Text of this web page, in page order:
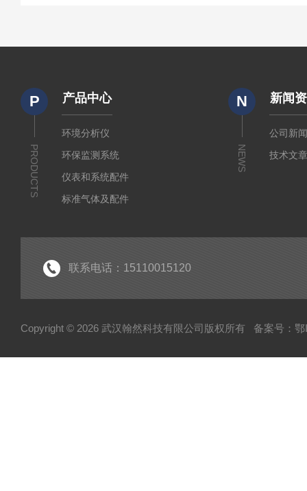
P
PRODUCTS
产品中心
环境分析仪
环保监测系统
仪表和系统配件
标准气体及配件
环保服务
N
NEWS
新闻
公司新
技术文
联系电话：15110015120
Copyright © 2026 武汉翰然科技有限公司版权所有 备案号：